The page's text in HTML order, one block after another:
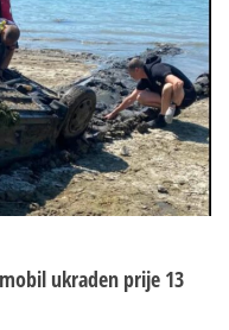
ukraden prije 13